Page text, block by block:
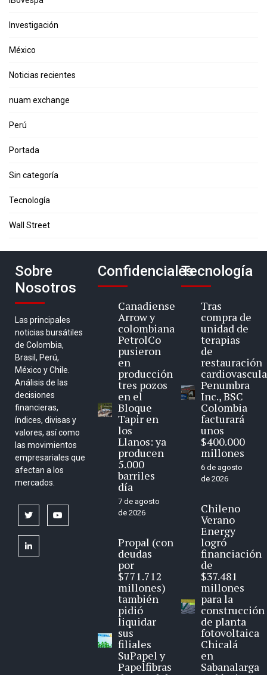
Investigación
México
Noticias recientes
nuam exchange
Perú
Portada
Sin categoría
Tecnología
Wall Street
Sobre
Nosotros
Las principales
noticias bursátiles
de Colombia,
Brasil, Perú,
México y Chile.
Análisis de las
decisiones
financieras,
índices, divisas y
valores, así como
las movimientos
empresariales que
afectan a los
mercados.
twitter
linkedin
Confidenciales
Canadiense
Arrow y
colombiana
PetrolCo
pusieron
en
producción
tres pozos
en el
Bloque
Tapir en
los
Llanos: ya
producen
5.000
barriles
día
7 de agosto
de 2026
Propal (con
deudas
por
$771.712
millones)
también
pidió
liquidar
sus
filiales
SuPapel y
Papelfibras
Tecnología
Tras
compra de
unidad de
terapias
de
restauración
Penumbra
Inc., BSC
Colombia
facturará
unos
$400.000
millones
6 de agosto
de 2026
Chileno
Verano
Energy
logró
financiación
de
$37.481
millones
para la
construcción
de planta
fotovoltaica
Chicalá
en
Sabanalarga